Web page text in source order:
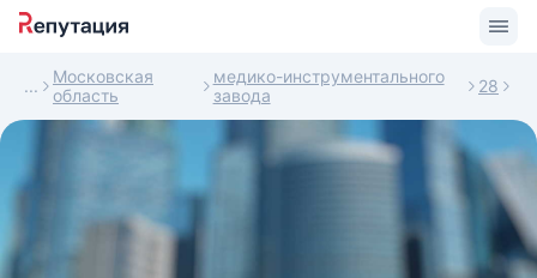
Московская
область
медико-инструментального
завода
28